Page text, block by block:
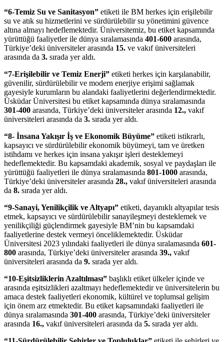
“6-Temiz Su ve Sanitasyon” etiketi ile BM herkes için erişilebilir
su ve atık su hizmetlerini ve sürdürülebilir su yönetimini güvence
altına almayı hedeflemektedir. Üniversitemiz, bu etiket kapsamında
yürüttüğü faaliyetler ile dünya sıralamasında 401-600 arasında,
Türkiye’deki üniversiteler arasında 15. ve vakıf üniversiteleri
arasında da 3. sırada yer aldı.
“7-Erişilebilir ve Temiz Enerji” etiketi herkes için karşılanabilir,
güvenilir, sürdürülebilir ve modern enerjiye erişimi sağlamak
gayesiyle kurumların bu alandaki faaliyetlerini değerlendirmektedir.
Üsküdar Üniversitesi bu etiket kapsamında dünya sıralamasında
301-400 arasında, Türkiye’deki üniversiteler arasında 12., vakıf
üniversiteleri arasında da 3. sırada yer aldı.
“8- İnsana Yakışır İş ve Ekonomik Büyüme” etiketi istikrarlı,
kapsayıcı ve sürdürülebilir ekonomik büyümeyi, tam ve üretken
istihdamı ve herkes için insana yakışır işleri desteklemeyi
hedeflemektedir. Bu kapsamdaki akademik, sosyal ve paydaşları ile
yürüttüğü faaliyetleri ile dünya sıralamasında 801-1000 arasında,
Türkiye’deki üniversiteler arasında 28., vakıf üniversiteleri arasında
da 8. sırada yer aldı.
“9-Sanayi, Yenilikçilik ve Altyapı” etiketi, dayanıklı altyapılar tesis
etmek, kapsayıcı ve sürdürülebilir sanayileşmeyi desteklemek ve
yenilikçiliği güçlendirmek gayesiyle BM’nin bu kapsamdaki
faaliyetlerine destek vermeyi önceliklemektedir. Üsküdar
Üniversitesi 2023 yılındaki faaliyetleri ile dünya sıralamasında 601-
800 arasında, Türkiye’deki üniversiteler arasında 39., vakıf
üniversiteleri arasında da 9. sırada yer aldı.
“10-Eşitsizliklerin Azaltılması” başlıklı etiket ülkeler içinde ve
arasında eşitsizlikleri azaltmayı hedeflemektedir ve üniversitelerin bu
amaca destek faaliyetleri ekonomik, kültürel ve toplumsal gelişim
için önem arz etmektedir. Bu etiket kapsamındaki faaliyetleri ile
dünya sıralamasında 301-400 arasında, Türkiye’deki üniversiteler
arasında 16., vakıf üniversiteleri arasında da 5. sırada yer aldı.